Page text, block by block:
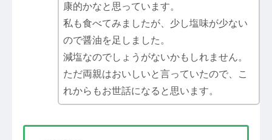
康的かなと思っています。
私も食べてみましたが、少し塩味が少ない
ので醤油を足しました。
減塩なのでしょうがないかもしれません。
ただ両親はおいしいと言っていたので、こ
れからもお世話になると思います。